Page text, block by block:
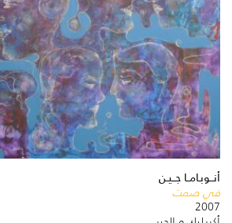
أنــوبـامــا جــيـن
في صمت
2007